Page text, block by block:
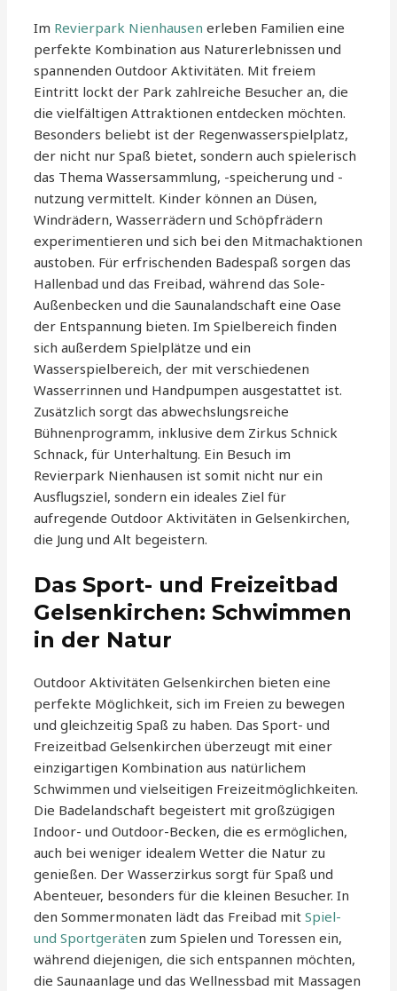
Im Revierpark Nienhausen erleben Familien eine
perfekte Kombination aus Naturerlebnissen und
spannenden Outdoor Aktivitäten. Mit freiem
Eintritt lockt der Park zahlreiche Besucher an, die
die vielfältigen Attraktionen entdecken möchten.
Besonders beliebt ist der Regenwasserspielplatz,
der nicht nur Spaß bietet, sondern auch spielerisch
das Thema Wassersammlung, -speicherung und -
nutzung vermittelt. Kinder können an Düsen,
Windrädern, Wasserrädern und Schöpfrädern
experimentieren und sich bei den Mitmachaktionen
austoben. Für erfrischenden Badespaß sorgen das
Hallenbad und das Freibad, während das Sole-
Außenbecken und die Saunalandschaft eine Oase
der Entspannung bieten. Im Spielbereich finden
sich außerdem Spielplätze und ein
Wasserspielbereich, der mit verschiedenen
Wasserrinnen und Handpumpen ausgestattet ist.
Zusätzlich sorgt das abwechslungsreiche
Bühnenprogramm, inklusive dem Zirkus Schnick
Schnack, für Unterhaltung. Ein Besuch im
Revierpark Nienhausen ist somit nicht nur ein
Ausflugsziel, sondern ein ideales Ziel für
aufregende Outdoor Aktivitäten in Gelsenkirchen,
die Jung und Alt begeistern.
Das Sport- und Freizeitbad
Gelsenkirchen: Schwimmen
in der Natur
Outdoor Aktivitäten Gelsenkirchen bieten eine
perfekte Möglichkeit, sich im Freien zu bewegen
und gleichzeitig Spaß zu haben. Das Sport- und
Freizeitbad Gelsenkirchen überzeugt mit einer
einzigartigen Kombination aus natürlichem
Schwimmen und vielseitigen Freizeitmöglichkeiten.
Die Badelandschaft begeistert mit großzügigen
Indoor- und Outdoor-Becken, die es ermöglichen,
auch bei weniger idealem Wetter die Natur zu
genießen. Der Wasserzirkus sorgt für Spaß und
Abenteuer, besonders für die kleinen Besucher. In
den Sommermonaten lädt das Freibad mitSpiel-
und Sportgeräten zum Spielen und Toressen ein,
während diejenigen, die sich entspannen möchten,
die Saunaanlage und das Wellnessbad mit Massagen